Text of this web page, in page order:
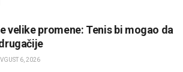
velike promene: Tenis bi mogao da
6, 2026